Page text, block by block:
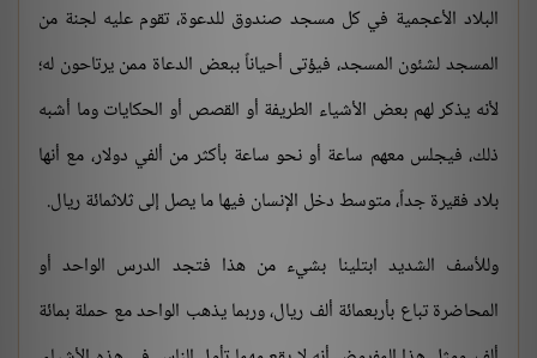
البلاد الأعجمية في كل مسجد صندوق للدعوة، تقوم عليه لجنة من
المسجد لشئون المسجد، فيؤتى أحياناً ببعض الدعاة ممن يرتاحون له؛
لأنه يذكر لهم بعض الأشياء الطريفة أو القصص أو الحكايات وما أشبه
ذلك، فيجلس معهم ساعة أو نحو ساعة بأكثر من ألفي دولار، مع أنها
بلاد فقيرة جداً، متوسط دخل الإنسان فيها ما يصل إلى ثلاثمائة ريال.
وللأسف الشديد ابتلينا بشيء من هذا فتجد الدرس الواحد أو
المحاضرة تباع بأربعمائة ألف ريال، وربما يذهب الواحد مع حملة بمائة